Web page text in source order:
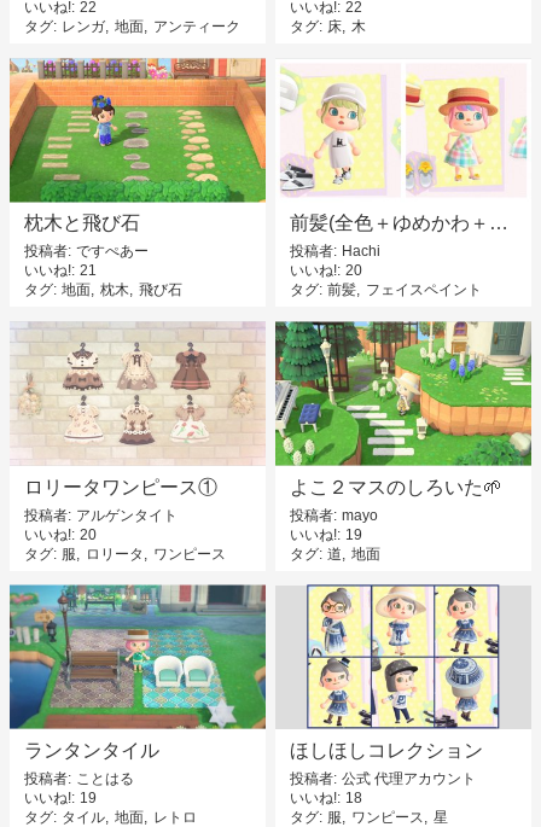
いいね! 22
タグ レンガ 地面 アンティーク
いいね! 22
タグ 床 木
枕木と飛び石
投稿者 ですぺあー
いいね! 21
タグ 地面 枕木 飛び石
前髪(全色＋ゆめかわ＋虹色)
投稿者
Hachi
いいね! 20
タグ 前髪 フェイスペイント
ロリータワンピース①
投稿者 アルゲンタイト
いいね! 20
タグ 服 ロリータ ワンピース
よこ２マスのしろいた🌱
投稿者 mayo
いいね! 19
タグ 道 地面
ランタンタイル
投稿者
ことはる
いいね! 19
タグ タイル 地面 レトロ
ほしほしコレクション
投稿者 公式 代理アカウント
いいね! 18
タグ 服 ワンピース 星